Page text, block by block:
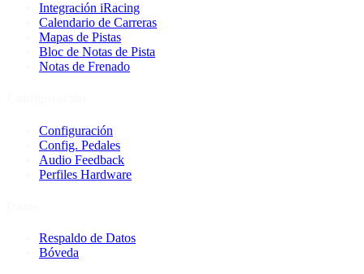
Integración iRacing
Calendario de Carreras
Mapas de Pistas
Bloc de Notas de Pista
Notas de Frenado
Configuración
Config. Pedales
Audio Feedback
Perfiles Hardware
Respaldo de Datos
Bóveda